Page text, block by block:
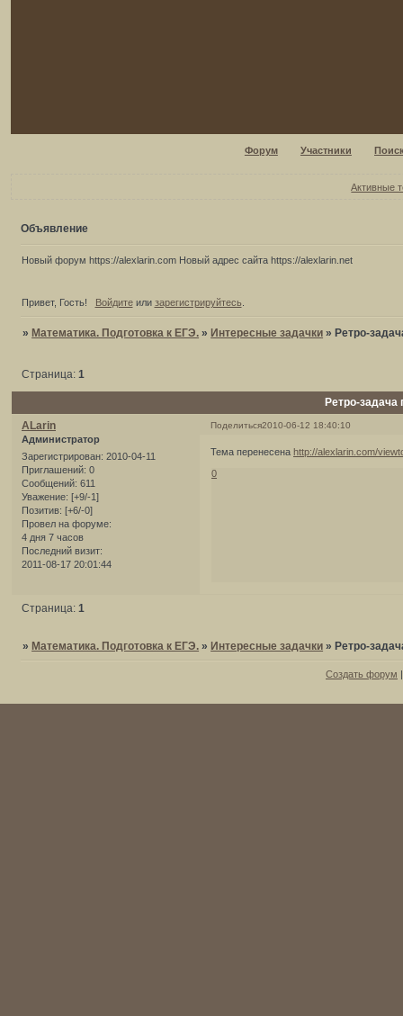
Форум Участники
Активные
Объявление
Новый форум https://alexlarin.com Новый адрес сайта https://alexlarin.net
Привет, Гость! Войдитеили зарегистрируйтесь.
»Математика. Подготовка к ЕГЭ. »Интересные задачки »Ретро-
Ретро-задача
Страница: 1
Поделиться2010-06-12 18:40:10
ALarin
Администратор
Зарегистрирован: 2010-04-11
Приглашений: 0
Сообщений: 611
Уважение: [+9/-1]
Позитив: [+6/-0]
Провел на форуме:
4 дня 7 часов
Последний визит:
2011-08-17 20:01:44
Тема перенесенаhttp://alexlarin.com/
0
Страница:1
» Математика. Подготовка к ЕГЭ. » Интересные задачки » Ретро-
Создать форум